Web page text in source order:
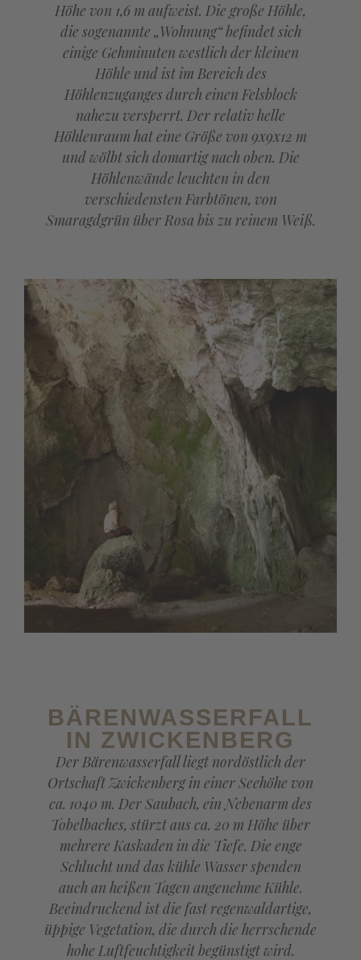
Höhe von 1,6 m aufweist. Die große Höhle,
die sogenannte „Wohnung“ befindet sich
einige Gehminuten westlich der kleinen
Höhle und ist im Bereich des
Höhlenzuganges durch einen Felsblock
nahezu versperrt. Der relativ helle
Höhlenraum hat eine Größe von 9x9x12 m
und wölbt sich domartig nach oben. Die
Höhlenwände leuchten in den
verschiedensten Farbtönen, von
Smaragdgrün über Rosa bis zu reinem Weiß.
BÄRENWASSERFALL
IN ZWICKENBERG
Der Bärenwasserfall liegt nordöstlich der
Ortschaft Zwickenberg in einer Seehöhe von
ca. 1040 m. Der Saubach, ein Nebenarm des
Tobelbaches, stürzt aus ca. 20 m Höhe über
mehrere Kaskaden in die Tiefe. Die enge
Schlucht und das kühle Wasser spenden
auch an heißen Tagen angenehme Kühle.
Beeindruckend ist die fast regenwaldartige,
üppige Vegetation, die durch die herrschende
hohe Luftfeuchtigkeit begünstigt wird.